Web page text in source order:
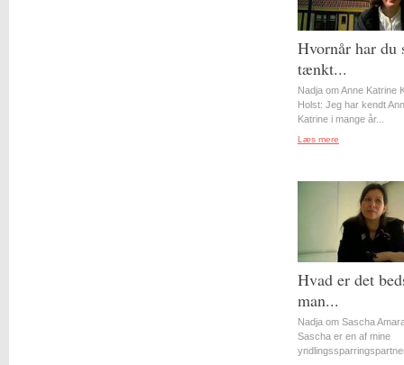
Hvornår har du
tænkt...
Nadja om Anne Katrine
Holst: Jeg har kendt
Katrine i mange år...
Læs mere
Hvad er det
man...
Nadja om Sascha
Sascha er en af mine